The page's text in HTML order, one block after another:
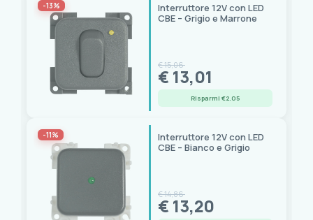
-13%
Interruttore 12V con LED
CBE – Grigio e Marrone
€ 15,06
€ 13,01
Risparmi €2.05
-11%
Interruttore 12V con LED
CBE – Bianco e Grigio
€ 14,86
€ 13,20